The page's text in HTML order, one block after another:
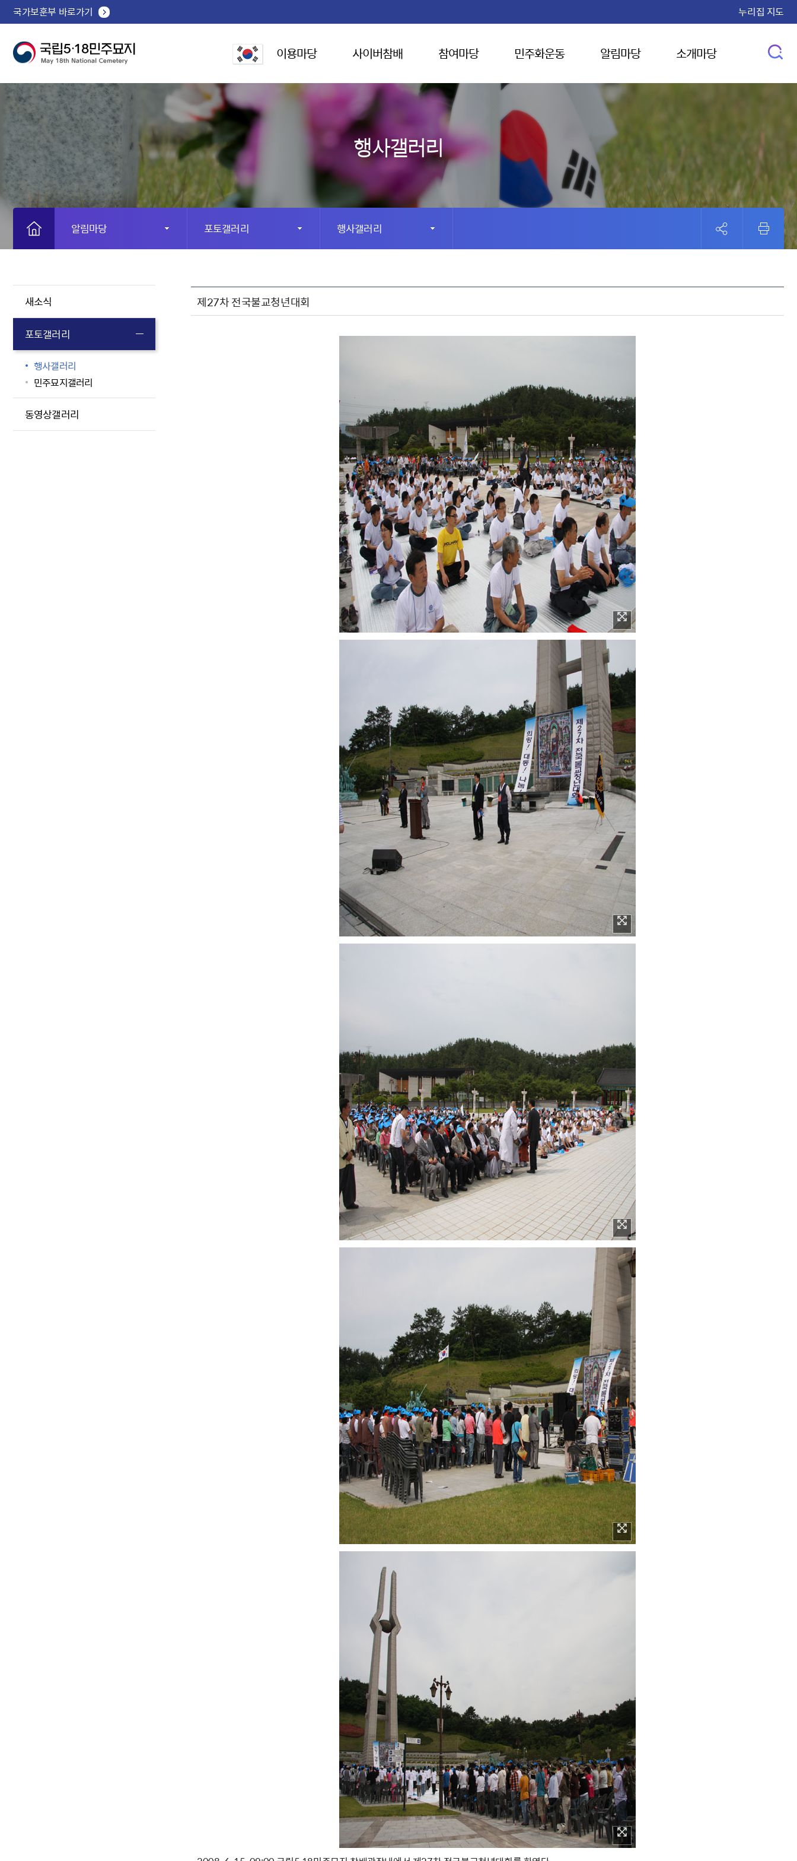
국가보훈부 바로가기 누리집 지도
이용마당 사이버참배 참여마당 민주화운동 알림마당 소개마당
행사갤러리
알림마당 포토갤러리 행사갤러리
새소식
포토갤러리
행사갤러리
민주묘지갤러리
동영상갤러리
제27차 전국불교청년대회